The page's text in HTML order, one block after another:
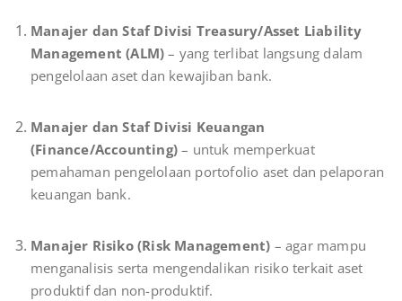
Manajer dan Staf Divisi Treasury/Asset Liability
Management (ALM) – yang terlibat langsung dalam
pengelolaan aset dan kewajiban bank.
Manajer dan Staf Divisi Keuangan
(Finance/Accounting) – untuk memperkuat
pemahaman pengelolaan portofolio aset dan pelaporan
keuangan bank.
Manajer Risiko (Risk Management) – agar mampu
menganalisis serta mengendalikan risiko terkait aset
produktif dan non-produktif.